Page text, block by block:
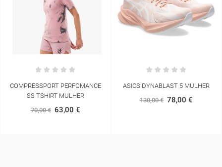
ASICS DYNABLAST 5 MULHER
130,00 €
78,00 €
COMPRESSPORT TRAIL RACING
OVERSHORT